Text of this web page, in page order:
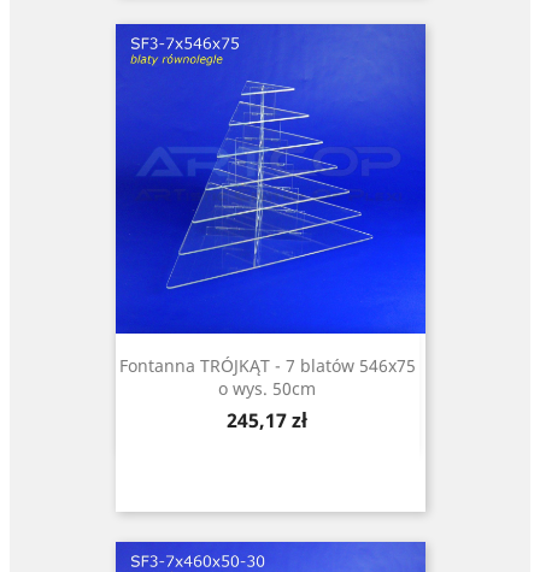
Fontanna TRÓJKĄT - 7 blatów 546x75
o wys. 50cm
Cena
245,17 zł